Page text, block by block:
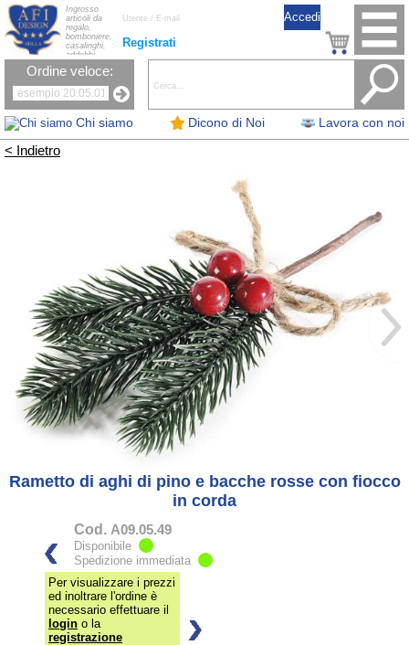
Chi siamo Dicono di Noi Lavora con noi
Registrati
Ingrosso
articoli da
regalo,
bomboniere,
casalinghi,
addobbi
natalizi, nastri,
oggettistica,
la tavola, fiori
artificiali e
candele.
Ordine veloce:
< Indietro
Rametto di aghi di pino e bacche rosse con fiocco
in corda
Cod. A09.05.49
Disponibile
Spedizione immediata
Per visualizzare i prezzi
ed inoltrare l'ordine è
necessario effettuare il
login o la
registrazione